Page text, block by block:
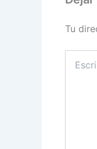
Tu
aquí...